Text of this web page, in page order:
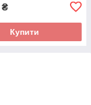
₴
Купити